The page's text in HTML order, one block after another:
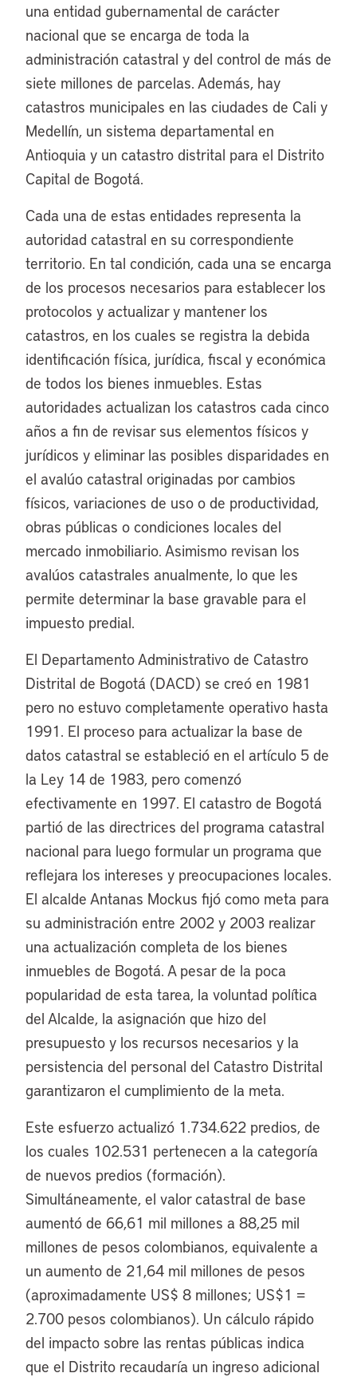
una entidad gubernamental de carácter
nacional que se encarga de toda la
administración catastral y del control de más de
siete millones de parcelas. Además, hay
catastros municipales en las ciudades de Cali y
Medellín, un sistema departamental en
Antioquia y un catastro distrital para el Distrito
Capital de Bogotá.
Cada una de estas entidades representa la
autoridad catastral en su correspondiente
territorio. En tal condición, cada una se encarga
de los procesos necesarios para establecer los
protocolos y actualizar y mantener los
catastros, en los cuales se registra la debida
identificación física, jurídica, fiscal y económica
de todos los bienes inmuebles. Estas
autoridades actualizan los catastros cada cinco
años a fin de revisar sus elementos físicos y
jurídicos y eliminar las posibles disparidades en
el avalúo catastral originadas por cambios
físicos, variaciones de uso o de productividad,
obras públicas o condiciones locales del
mercado inmobiliario. Asimismo revisan los
avalúos catastrales anualmente, lo que les
permite determinar la base gravable para el
impuesto predial.
El Departamento Administrativo de Catastro
Distrital de Bogotá (DACD) se creó en 1981
pero no estuvo completamente operativo hasta
1991. El proceso para actualizar la base de
datos catastral se estableció en el artículo 5 de
la Ley 14 de 1983, pero comenzó
efectivamente en 1997. El catastro de Bogotá
partió de las directrices del programa catastral
nacional para luego formular un programa que
reflejara los intereses y preocupaciones locales.
El alcalde Antanas Mockus fijó como meta para
su administración entre 2002 y 2003 realizar
una actualización completa de los bienes
inmuebles de Bogotá. A pesar de la poca
popularidad de esta tarea, la voluntad política
del Alcalde, la asignación que hizo del
presupuesto y los recursos necesarios y la
persistencia del personal del Catastro Distrital
garantizaron el cumplimiento de la meta.
Este esfuerzo actualizó 1.734.622 predios, de
los cuales 102.531 pertenecen a la categoría
de nuevos predios (formación).
Simultáneamente, el valor catastral de base
aumentó de 66,61 mil millones a 88,25 mil
millones de pesos colombianos, equivalente a
un aumento de 21,64 mil millones de pesos
(aproximadamente US$ 8 millones; US$1 =
2.700 pesos colombianos). Un cálculo rápido
del impacto sobre las rentas públicas indica
que el Distrito recaudaría un ingreso adicional